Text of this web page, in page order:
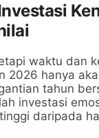
waktu dan
2026 hanya
tahun
investasi
daripada